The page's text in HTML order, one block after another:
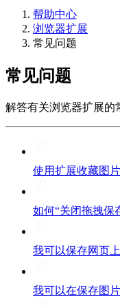
帮助中心
浏览器扩展
常见问题
常见问题
解答有关浏览器扩展的
使用扩展收藏图
如何“关闭拖拽保
我可以保存网页
我可以在保存图